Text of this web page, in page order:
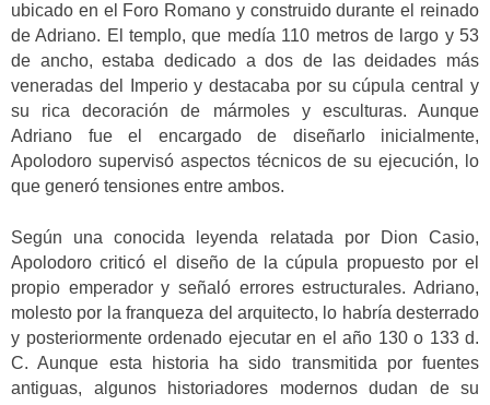
ubicado en el Foro Romano y construido durante el reinado
de Adriano. El templo, que medía 110 metros de largo y 53
de ancho, estaba dedicado a dos de las deidades más
veneradas del Imperio y destacaba por su cúpula central y
su rica decoración de mármoles y esculturas. Aunque
Adriano fue el encargado de diseñarlo inicialmente,
Apolodoro supervisó aspectos técnicos de su ejecución, lo
que generó tensiones entre ambos.
Según una conocida leyenda relatada por Dion Casio,
Apolodoro criticó el diseño de la cúpula propuesto por el
propio emperador y señaló errores estructurales. Adriano,
molesto por la franqueza del arquitecto, lo habría desterrado
y posteriormente ordenado ejecutar en el año 130 o 133 d.
C. Aunque esta historia ha sido transmitida por fuentes
antiguas, algunos historiadores modernos dudan de su